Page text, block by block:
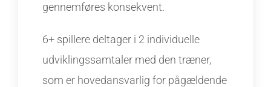
gennemføres konsekvent.
6+ spillere deltager i 2 individuelle
udviklingssamtaler med den træner,
som er hovedansvarlig for pågældende